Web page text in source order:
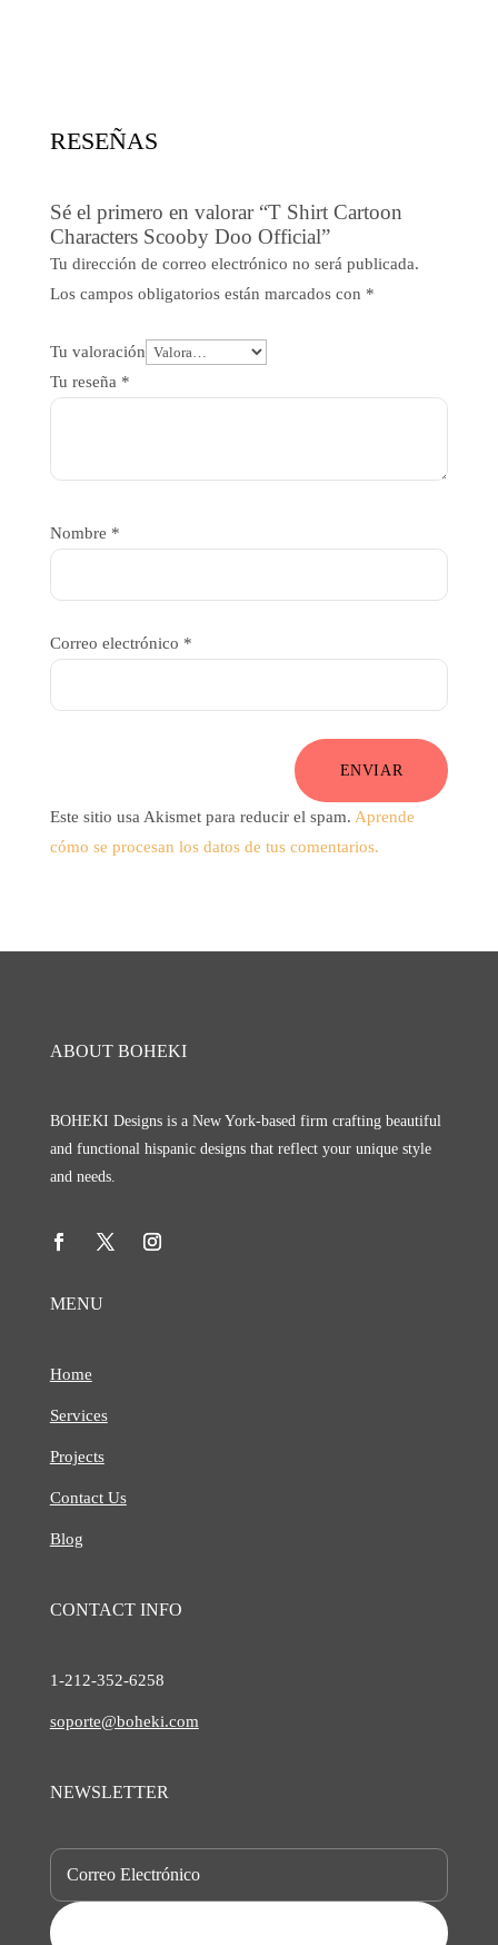
RESEÑAS
Sé el primero en valorar “T Shirt Cartoon
Characters Scooby Doo Official”
Tu dirección de correo electrónico no será publicada.
Los campos obligatorios están marcados con *
Tu valoración
Tu reseña *
Nombre *
Correo electrónico *
ENVIAR
Este sitio usa Akismet para reducir el spam. Aprende
cómo se procesan los datos de tus comentarios.
ABOUT BOHEKI
BOHEKI Designs is a New York-based firm crafting beautiful
and functional hispanic designs that reflect your unique style
and needs.
MENU
Home
Services
Projects
Contact Us
Blog
CONTACT INFO
1-212-352-6258
soporte@boheki.com
NEWSLETTER